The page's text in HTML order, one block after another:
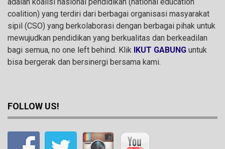
coalition) yang terdiri dari berbagai organisasi masyarakat
sipil (CSO) yang berkolaborasi dengan berbagai pihak untuk
mewujudkan pendidikan yang berkualitas dan berkeadilan
bagi semua, no one left behind. Klik IKUT GABUNG untuk
bisa bergerak dan bersinergi bersama kami.
FOLLOW US!